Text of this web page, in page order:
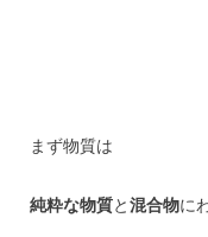
まず物質は
純粋な物質と混合物に